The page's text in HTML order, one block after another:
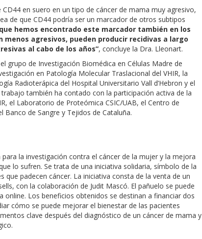
en suero en un tipo de cáncer de mama muy agresivo,
de que CD44 podría ser un marcador de otros subtipos
hemos encontrado este marcador también en los
menos agresivos, pueden producir recidivas a largo
al cabo de los años”, concluye la Dra. Lleonart.
grupo de Investigación Biomédica en Células Madre de
en Patología Molecular Traslacional del VHIR, la
Radioterápica del Hospital Universitario Vall d’Hebron y el
también ha contado con la participación activa de la
el Laboratorio de Proteómica CSIC/UAB, el Centro de
de Sangre y Tejidos de Cataluña.
para la investigación contra el cáncer de la mujer y la mejora
lo sufren. Se trata de una iniciativa solidaria, símbolo de la
padecen cáncer. La iniciativa consta de la venta de un
con la colaboración de Judit Mascó. El pañuelo se puede
Los beneficios obtenidos se destinan a financiar dos
cómo se puede mejorar el bienestar de las pacientes
clave después del diagnóstico de un cáncer de mama y